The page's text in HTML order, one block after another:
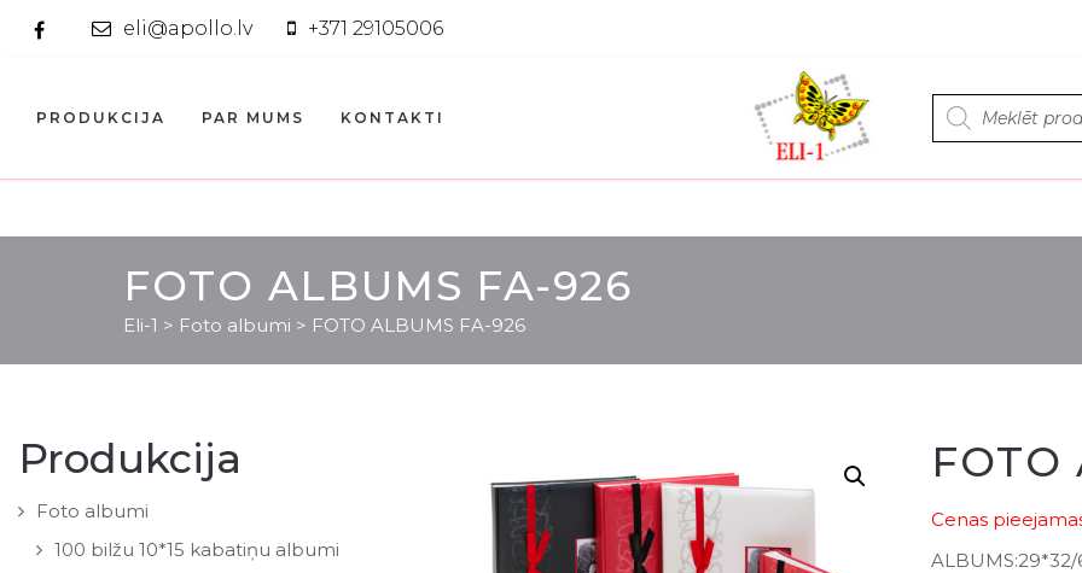
eli@apollo.lv +371 29105006
Products
search
PRODUKCIJA PAR MUMS KONTAKTI
FOTO ALBUMS FA-926
Eli-1 > Foto albumi > FOTO ALBUMS FA-926
Produkcija
Foto albumi
100 bilžu 10*15 kabatiņu albumi
FOTO
Cenas
ALBUMS:29*32/